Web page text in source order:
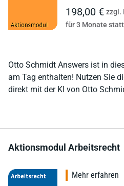
Otto Schmidt Answers ist in
am Tag enthalten! Nutzen Sie
direkt mit der KI von Otto
198,00 € zzgl.
für 3 Monate
Aktionsmodul Arbeitsrecht
Mehr erfahren